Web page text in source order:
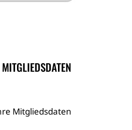
Mitgliedsdaten